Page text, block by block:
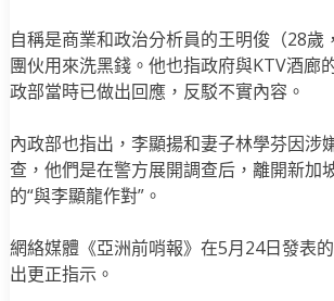
自稱是商業和政治分析員的王明俊（28
團伙用來洗黑錢。他也指政府與KTV酒廊
政部當時已做出回應，反駁不實內容。
內政部也指出，李顯揚和妻子林學芬因
查，他們是在警方展開調查后，離開新
的“與李顯龍作對”。
網絡媒體《亞洲前哨報》在5月24日發表
出更正指示。